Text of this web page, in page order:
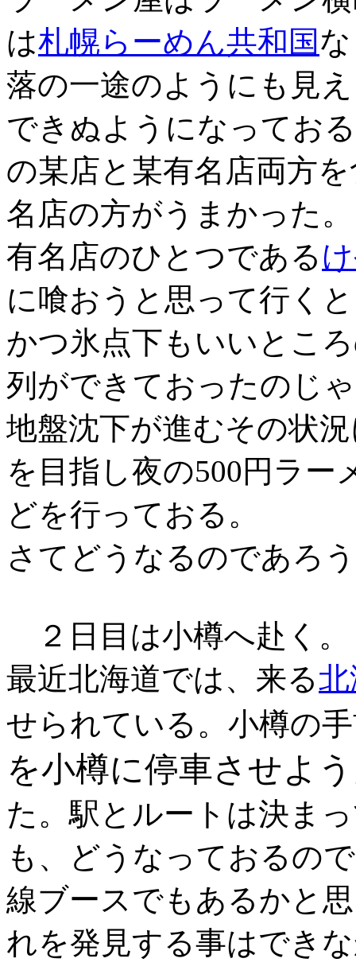
は札幌らーめん共和国
落の一途のようにも見
できぬようになってお
の某店と某有名店両方
名店の方がうまかった。
有名店のひとつである
に喰おうと思って行く
かつ氷点下もいいとこ
列ができておったのじ
地盤沈下が進むその状
を目指し夜の500円ラー
どを行っておる。
さてどうなるのであろ
２日目は小樽へ赴く。
最近北海道では、来る
せられている。小樽の
を小樽に停車させよう
た。駅とルートは決ま
も、どうなっておるの
線ブースでもあるかと
れを発見する事はでき